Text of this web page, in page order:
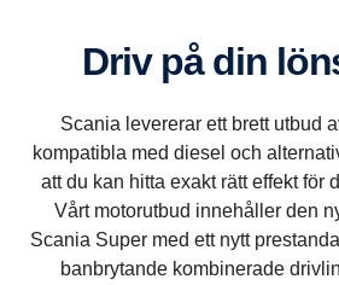
Driv på din
Scania levererar ett brett utbud
kompatibla med diesel och
att du kan hitta exakt rätt effekt för
Vårt motorutbud innehåller den
Scania Super med ett nytt
banbrytande kombinerade